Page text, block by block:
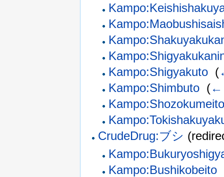
Kampo:Shigyakuto‎ (
Kampo:Shimbuto‎ (←
Kampo:Shozokumeito
CrudeDrug:ブシ
Kampo:Bushikobeito‎